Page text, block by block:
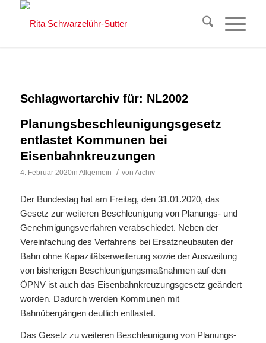
Schlagwortarchiv für: NL2002
Planungsbeschleunigungsgesetz
entlastet Kommunen bei
Eisenbahnkreuzungen
4. Februar 2020in Allgemein / von Archiv
Der Bundestag hat am Freitag, den 31.01.2020, das
Gesetz zur weiteren Beschleunigung von Planungs- und
Genehmigungsverfahren verabschiedet. Neben der
Vereinfachung des Verfahrens bei Ersatzneubauten der
Bahn ohne Kapazitätserweiterung sowie der Ausweitung
von bisherigen Beschleunigungsmaßnahmen auf den
ÖPNV ist auch das Eisenbahnkreuzungsgesetz geändert
worden. Dadurch werden Kommunen mit
Bahnübergängen deutlich entlastet.
Das Gesetz zu weiteren Beschleunigung von Planungs-